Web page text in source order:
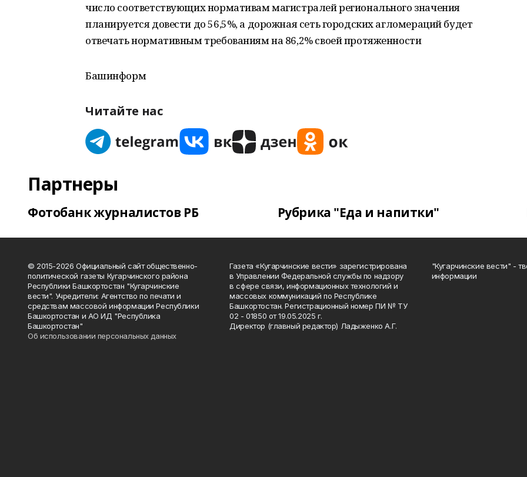
число соответствующих нормативам магистралей регионального значения
планируется довести до 56,5%, а дорожная сеть городских агломераций будет
отвечать нормативным требованиям на 86,2% своей протяженности
Башинформ
Читайте нас
Партнеры
Фотобанк журналистов РБ Рубрика "Еда и напитки"
© 2015-2026 Официальный сайт общественно-
политической газеты Кугарчинского района
Республики Башкортостан "Кугарчинские
вести". Учредители: Агентство по печати и
средствам массовой информации Республики
Башкортостан и АО ИД "Республика
Башкортостан"
Об использовании персональных данных
Газета «Кугарчинские вести» зарегистрирована
в Управлении Федеральной службы по надзору
в сфере связи, информационных технологий и
массовых коммуникаций по Республике
Башкортостан. Регистрационный номер ПИ № ТУ
02 - 01850 от 19.05.2025 г.
Директор (главный редактор) Ладыженко А.Г.
"Кугарчинские вести" -
информации